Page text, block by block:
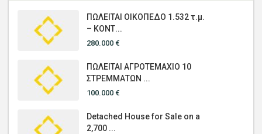
ΠΩΛΕΙΤΑΙ ΟΙΚΟΠΕΔΟ 1.532 τ.μ.
– ΚΟΝΤ...
280.000 €
ΠΩΛΕΙΤΑΙ ΑΓΡΟΤΕΜΑΧΙΟ 10
ΣΤΡΕΜΜΑΤΩΝ ...
100.000 €
Detached House for Sale on a
2,700 ...